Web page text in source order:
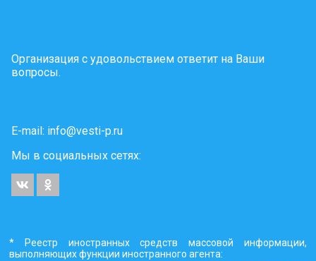
Организация с удовольствием ответит на Ваши
вопросы.
E-mail: info@vesti-p.ru
Мы в социальных сетях:
* Реестр иностранных средств массовой информации,
выполняющих функции иностранного агента: